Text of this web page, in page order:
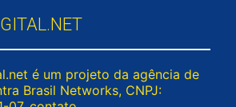
é um projeto da agência de
Brasil Networks, CNPJ: